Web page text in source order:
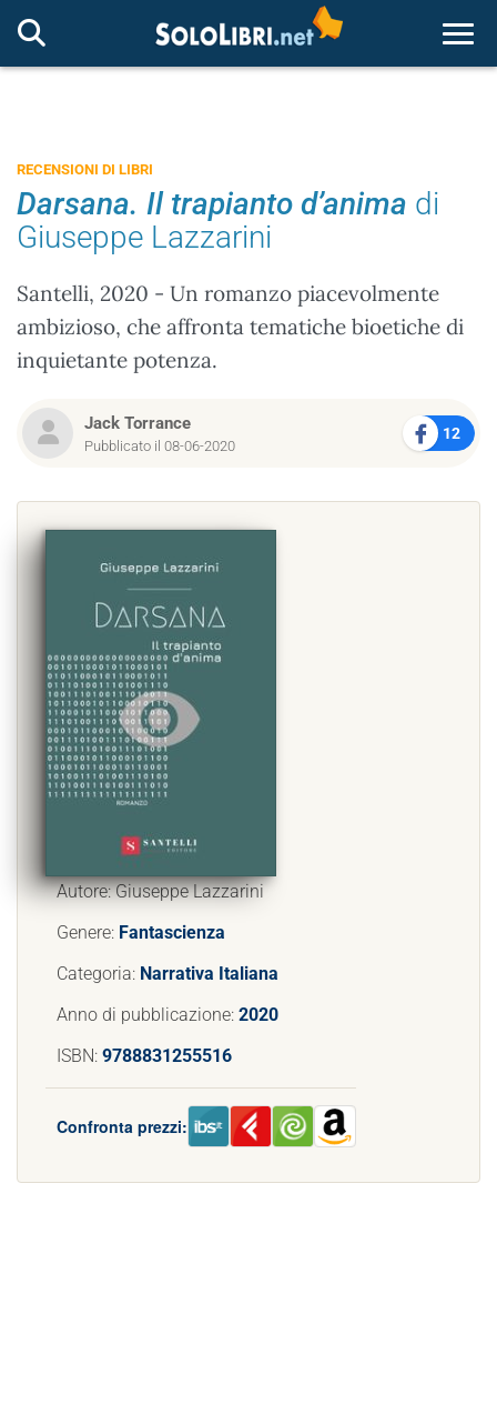
RECENSIONI DI LIBRI
Darsana. Il trapianto d’anima di
Giuseppe Lazzarini
Santelli, 2020 - Un romanzo piacevolmente
ambizioso, che affronta tematiche bioetiche di
inquietante potenza.
Jack Torrance
Pubblicato il 08-06-2020
12
Autore: Giuseppe Lazzarini
Genere: Fantascienza
Categoria: Narrativa Italiana
Anno di pubblicazione: 2020
ISBN: 9788831255516
Confronta prezzi: